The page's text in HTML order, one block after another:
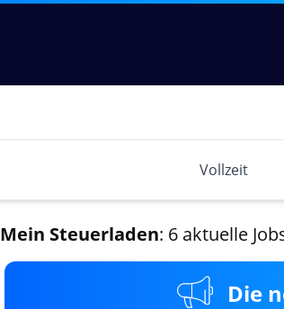
Mein Steuerladen: 6 aktuelle
Die